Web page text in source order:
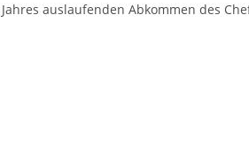
auslaufenden Abkommen des